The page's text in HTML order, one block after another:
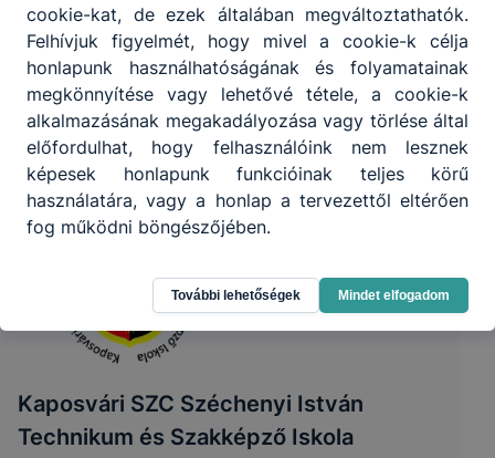
Kaposvári SZC Széchenyi István
Technikum és Szakképző Iskola
cookie-kat, de ezek általában megváltoztathatók.
Felhívjuk figyelmét, hogy mivel a cookie-k célja
honlapunk használhatóságának és folyamatainak
megkönnyítése vagy lehetővé tétele, a cookie-k
alkalmazásának megakadályozása vagy törlése által
előfordulhat, hogy felhasználóink nem lesznek
képesek honlapunk funkcióinak teljes körű
használatára, vagy a honlap a tervezettől eltérően
fog működni böngészőjében.
További lehetőségek Mindet elfogadom